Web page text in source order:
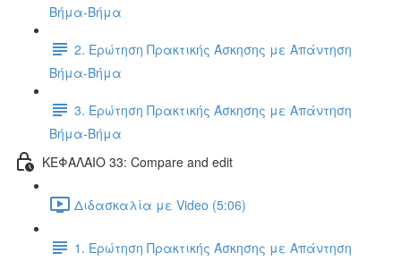
Βήμα-Βήμα
2. Ερώτηση Πρακτικής Άσκησης με Απάντηση
Βήμα-Βήμα
3. Ερώτηση Πρακτικής Άσκησης με Απάντηση
Βήμα-Βήμα
ΚΕΦΑΛΑΙΟ 33: Compare and edit
Διδασκαλία με Video (5:06)
1. Ερώτηση Πρακτικής Άσκησης με Απάντηση